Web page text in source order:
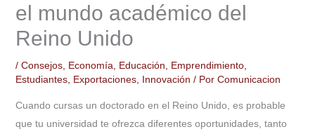
el mundo académico del
Reino Unido
/ Consejos, Economía Educación Emprendimiento,
Estudiantes, Exportaciones, Innovación / Por Comunicacion
Cuando cursas un doctorado en el Reino Unido, es probable
que tu universidad te ofrezca diferentes oportunidades, tanto